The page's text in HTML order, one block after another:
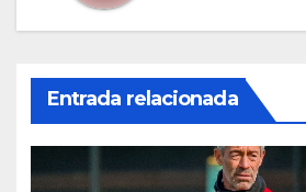
Entrada relacionada